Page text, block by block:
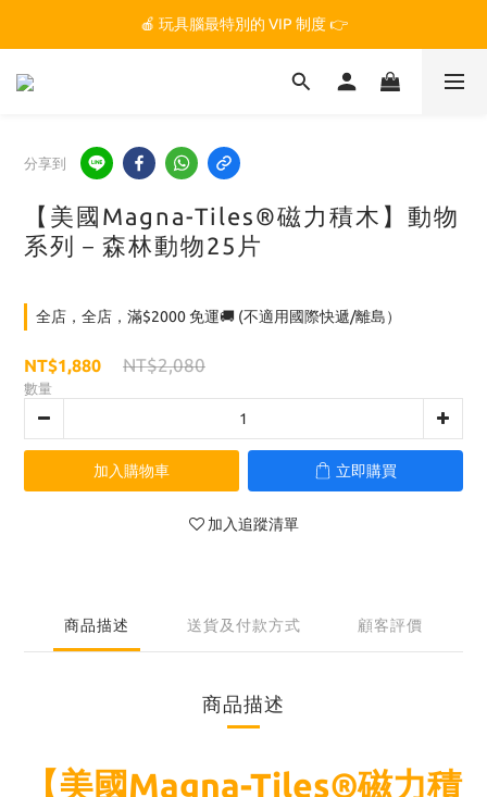
🏆 玩具腦是全台第一個獲得 STEM.org 教育平台
🍎 玩具腦最特別的 VIP 制度 👉
🏆 玩具腦是全台第一個獲得 STEM.org 教育平台
分享到
【美國Magna-Tiles®磁力積木】動物
系列－森林動物25片
全店，全店，滿$2000 免運🚚 (不適用國際快遞/離島）
NT$1,880 NT$2,080
數量
加入購物車 立即購買
加入追蹤清單
商品描述 送貨及付款方式 顧客評價
商品描述
【美國Magna-Tiles®磁力積